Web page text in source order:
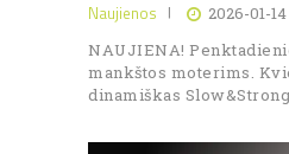
Naujienos 2026-01-14
NAUJIENA!
mankštos moterims.
dinamiškas